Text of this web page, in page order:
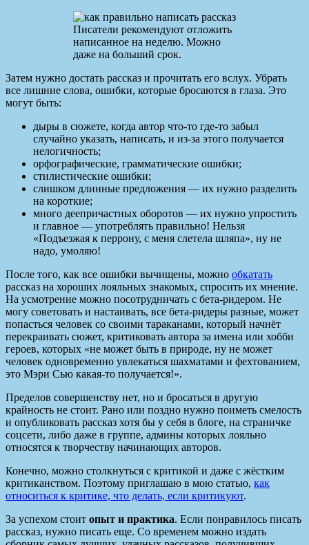
Писатели рекомендуют отложить
написанное на неделю. Можно
даже на больший срок.
Затем нужно достать рассказ и прочитать его вслух. Убрать
все лишние слова, ошибки, которые бросаются в глаза. Это
могут быть:
дыры в сюжете, когда автор что-то где-то забыл
случайно указать, написать, и из-за этого получается
нелогичность;
орфографические, грамматические ошибки;
стилистические ошибки;
слишком длинные предложения — их нужно разделить
на короткие;
много деепричастных оборотов — их нужно упростить
и главное — употреблять правильно! Нельзя
«Подъезжая к перрону, с меня слетела шляпа», ну не
надо, умоляю!
После того, как все ошибки вычищены, можно обкатать
рассказ на хороших лояльных знакомых, спросить их мнение.
На усмотрение можно посотрудничать с бета-ридером. Не
могу советовать и настаивать, все бета-ридеры разные, может
попасться человек со своими тараканами, который начнёт
перекраивать сюжет, критиковать автора за имена или хобби
героев, которых «не может быть в природе, ну не может
человек одновременно увлекаться шахматами и фехтованием,
это Мэри Сью какая-то получается!».
Пределов совершенству нет, но и бросаться в другую
крайность не стоит. Рано или поздно нужно поиметь смелость
и опубликовать рассказ хотя бы у себя в блоге, на страничке
соцсети, либо даже в группе, админы которых лояльно
относятся к творчеству начинающих авторов.
Конечно, можно столкнуться с критикой и даже с жёстким
критиканством. Поэтому приглашаю в мою статью, как
относиться к критике, что делать, если критикуют.
За успехом стоит опыт и практика. Если понравилось писать
рассказ, нужно писать еще. Со временем можно издать